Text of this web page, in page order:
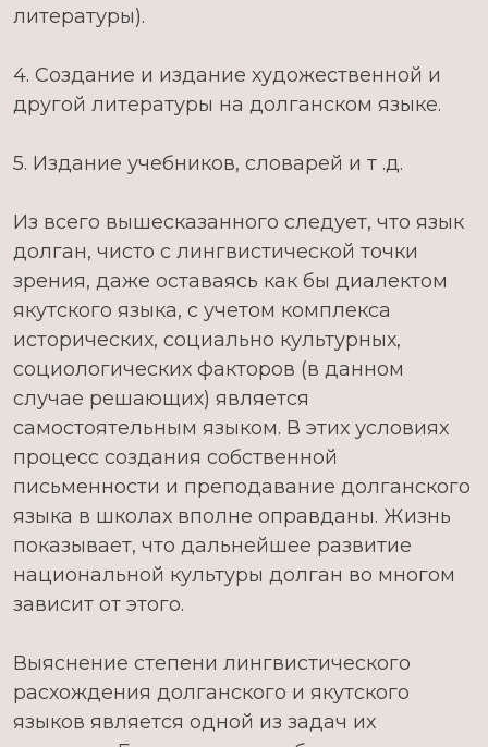
литературы).
4. Создание и издание художественной и
другой литературы на долганском языке.
5. Издание учебников, словарей и т .д.
Из всего вышесказанного следует, что язык
долган, чисто с лингвистической точки
зрения, даже оставаясь как бы диалектом
якутского языка, с учетом комплекса
исторических, социально культурных,
социологических факторов (в данном
случае решающих) является
самостоятельным языком. В этих условиях
процесс создания собственной
письменности и преподавание долганского
языка в школах вполне оправданы. Жизнь
показывает, что дальнейшее развитие
национальной культуры долган во многом
зависит от этого.
Выяснение степени лингвистического
расхождения долганского и якутского
языков является одной из задач их